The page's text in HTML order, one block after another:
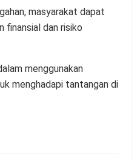
masyarakat dapat
finansial dan risiko
menggunakan
menghadapi tantangan di